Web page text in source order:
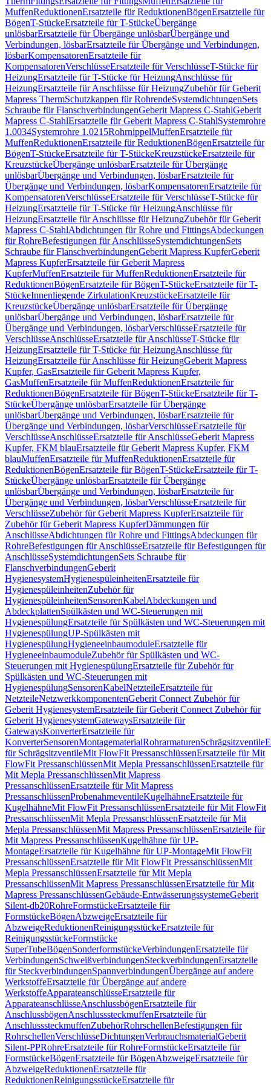
MuffenReduktionenErsatzteile für ReduktionenBögenErsatzteile für
BögenT-StückeErsatzteile für T-StückeÜbergänge
unlösbarErsatzteile für Übergänge unlösbarÜbergänge und
Verbindungen, lösbarErsatzteile für Übergänge und Verbindungen,
lösbarKompensatorenErsatzteile für
KompensatorenVerschlüsseErsatzteile für VerschlüsseT-Stücke für
HeizungErsatzteile für T-Stücke für HeizungAnschlüsse für
HeizungErsatzteile für Anschlüsse für HeizungZubehör für Geberit
Mapress ThermSchutzkappen für RohrendeSystemdichtungenSets
Schraube für FlanschverbindungenGeberit Mapress C-StahlGeberit
Mapress C-StahlErsatzteile für Geberit Mapress C-StahlSystemrohre
1.0034Systemrohre 1.0215RohrnippelMuffenErsatzteile für
MuffenReduktionenErsatzteile für ReduktionenBögenErsatzteile für
BögenT-StückeErsatzteile für T-StückeKreuzstückeErsatzteile für
KreuzstückeÜbergänge unlösbarErsatzteile für Übergänge
unlösbarÜbergänge und Verbindungen, lösbarErsatzteile für
Übergänge und Verbindungen, lösbarKompensatorenErsatzteile für
KompensatorenVerschlüsseErsatzteile für VerschlüsseT-Stücke für
HeizungErsatzteile für T-Stücke für HeizungAnschlüsse für
HeizungErsatzteile für Anschlüsse für HeizungZubehör für Geberit
Mapress C-StahlAbdichtungen für Rohre und FittingsAbdeckungen
für RohreBefestigungen für AnschlüsseSystemdichtungenSets
Schraube für FlanschverbindungenGeberit Mapress KupferGeberit
Mapress KupferErsatzteile für Geberit Mapress
KupferMuffenErsatzteile für MuffenReduktionenErsatzteile für
ReduktionenBögenErsatzteile für BögenT-StückeErsatzteile für T-
StückeInnenliegende ZirkulationKreuzstückeErsatzteile für
KreuzstückeÜbergänge unlösbarErsatzteile für Übergänge
unlösbarÜbergänge und Verbindungen, lösbarErsatzteile für
Übergänge und Verbindungen, lösbarVerschlüsseErsatzteile für
VerschlüsseAnschlüsseErsatzteile für AnschlüsseT-Stücke für
HeizungErsatzteile für T-Stücke für HeizungAnschlüsse für
HeizungErsatzteile für Anschlüsse für HeizungGeberit Mapress
Kupfer, GasErsatzteile für Geberit Mapress Kupfer,
GasMuffenErsatzteile für MuffenReduktionenErsatzteile für
ReduktionenBögenErsatzteile für BögenT-StückeErsatzteile für T-
StückeÜbergänge unlösbarErsatzteile für Übergänge
unlösbarÜbergänge und Verbindungen, lösbarErsatzteile für
Übergänge und Verbindungen, lösbarVerschlüsseErsatzteile für
VerschlüsseAnschlüsseErsatzteile für AnschlüsseGeberit Mapress
Kupfer, FKM blauErsatzteile für Geberit Mapress Kupfer, FKM
blauMuffenErsatzteile für MuffenReduktionenErsatzteile für
ReduktionenBögenErsatzteile für BögenT-StückeErsatzteile für T-
StückeÜbergänge unlösbarErsatzteile für Übergänge
unlösbarÜbergänge und Verbindungen, lösbarErsatzteile für
Übergänge und Verbindungen, lösbarVerschlüsseErsatzteile für
VerschlüsseZubehör für Geberit Mapress KupferErsatzteile für
Zubehör für Geberit Mapress KupferDämmungen für
AnschlüsseAbdichtungen für Rohre und FittingsAbdeckungen für
RohreBefestigungen für AnschlüsseErsatzteile für Befestigungen für
AnschlüsseSystemdichtungenSets Schraube für
FlanschverbindungenGeberit
HygienesystemHygienespüleinheitenErsatzteile für
HygienespüleinheitenZubehör für
HygienespüleinheitenSensorenKabelAbdeckungen und
AbdeckplattenSpülkästen und WC-Steuerungen mit
HygienespülungErsatzteile für Spülkästen und WC-Steuerungen mit
HygienespülungUP-Spülkästen mit
HygienespülungHygieneeinbaumoduleErsatzteile für
HygieneeinbaumoduleZubehör für Spülkästen und WC-
Steuerungen mit HygienespülungErsatzteile für Zubehör für
Spülkästen und WC-Steuerungen mit
HygienespülungSensorenKabelNetzteileErsatzteile für
NetzteileNetzwerkkomponentenGeberit Connect Zubehör für
Geberit HygienesystemErsatzteile für Geberit Connect Zubehör für
Geberit HygienesystemGatewaysErsatzteile für
GatewaysKonverterErsatzteile für
KonverterSensorenMontagematerialRohrarmaturenSchrägsitzventile
für SchrägsitzventileMit FlowFit PressanschlüssenErsatzteile für Mit
FlowFit PressanschlüssenMit Mepla PressanschlüssenErsatzteile für
Mit Mepla PressanschlüssenMit Mapress
PressanschlüssenErsatzteile für Mit Mapress
PressanschlüssenProbenahmeventileKugelhähneErsatzteile für
KugelhähneMit FlowFit PressanschlüssenErsatzteile für Mit FlowFit
PressanschlüssenMit Mepla PressanschlüssenErsatzteile für Mit
Mepla PressanschlüssenMit Mapress PressanschlüssenErsatzteile für
Mit Mapress PressanschlüssenKugelhähne für UP-
MontageErsatzteile für Kugelhähne für UP-MontageMit FlowFit
PressanschlüssenErsatzteile für Mit FlowFit PressanschlüssenMit
Mepla PressanschlüssenErsatzteile für Mit Mepla
PressanschlüssenMit Mapress PressanschlüssenErsatzteile für Mit
Mapress PressanschlüssenGebäude-EntwässerungssystemeGeberit
Silent-db20RohreFormstückeErsatzteile für
FormstückeBögenAbzweigeErsatzteile für
AbzweigeReduktionenReinigungsstückeErsatzteile für
ReinigungsstückeFormstücke
SuperTubeBögenSonderformstückeVerbindungenErsatzteile für
VerbindungenSchweißverbindungenSteckverbindungenErsatzteile
für SteckverbindungenSpannverbindungenÜbergänge auf andere
WerkstoffeErsatzteile für Übergänge auf andere
WerkstoffeApparateanschlüsseErsatzteile für
ApparateanschlüsseAnschlussbögenErsatzteile für
AnschlussbögenAnschlusssteckmuffenErsatzteile für
AnschlusssteckmuffenZubehörRohrschellenBefestigungen für
RohrschellenVerschlüsseDichtungenVerbrauchsmaterialGeberit
Silent-PPRohreErsatzteile für RohreFormstückeErsatzteile für
FormstückeBögenErsatzteile für BögenAbzweigeErsatzteile für
AbzweigeReduktionenErsatzteile für
ReduktionenReinigungsstückeErsatzteile für